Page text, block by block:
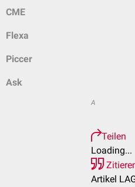
CME
Flexa
Piccer
Ask
A
Teilen
Loading...
Artikel